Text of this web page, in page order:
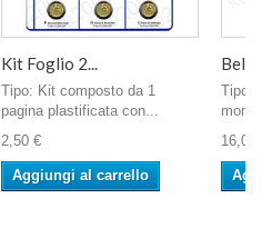
Kit Foglio 2...
Tipo: Kit composto da 1
pagina plastificata con...
2,50 €
Aggiungi al carrello
Tipo:
16,00